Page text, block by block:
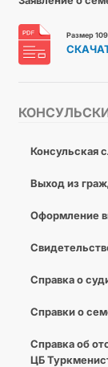
Консульская
Выход из
Оформление
Справка о
Cправки о
Справка об
ЦБ
Размер